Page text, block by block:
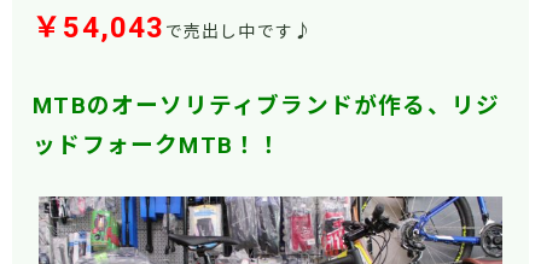
￥54,043 で売出し中です ♪
MTBのオーソリティブランドが作る、リジ
ッドフォークMTB！！